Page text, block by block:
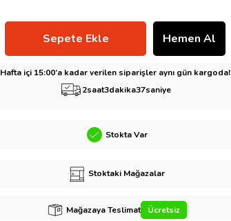
Hafta içi 15:00’a kadar verilen siparişler aynı gün kargoda!
2saat3dakika36saniye
Stokta Var
Stoktaki Mağazalar
Mağazaya Teslimat Ücretsiz